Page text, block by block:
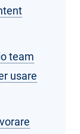
team
usare